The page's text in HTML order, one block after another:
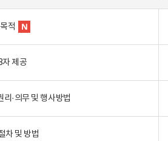
적
자 제공
·의무 및 행사방법
차 및 방법